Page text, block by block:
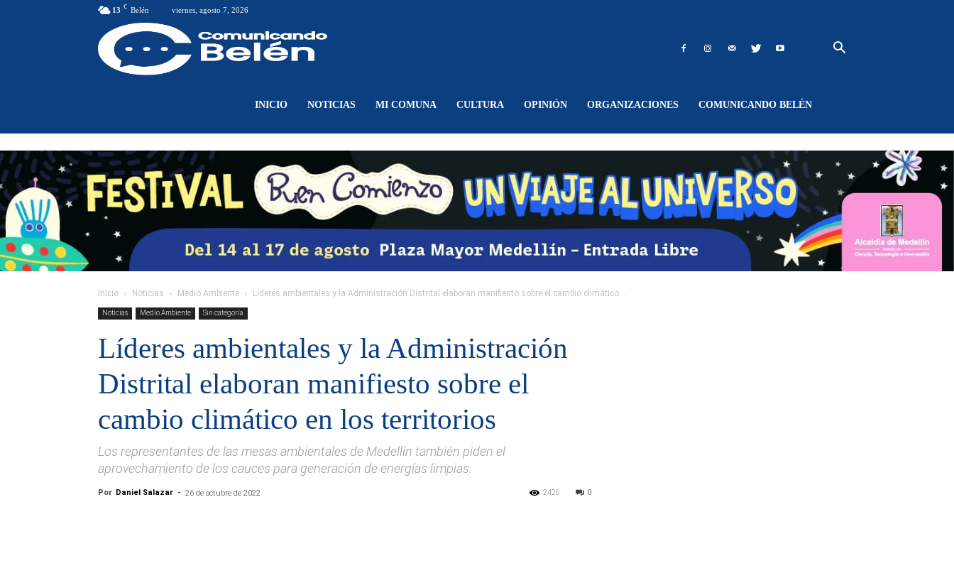
13 C Belén viernes, agosto 7, 2026
Belén
INICIO NOTICIAS MI COMUNA CULTURA OPINIÓN ORGANIZACIONES COMUNICANDO BELÉN
Inicio Noticias Medio Ambiente Líderes ambientales y la Administración Distrital elaboran manifiesto sobre el cambio climático...
Noticias Medio Ambiente Sin categoría
Líderes ambientales y la Administración
Distrital elaboran manifiesto sobre el
cambio climático en los territorios
Los representantes de las mesas ambientales de Medellín también piden el
aprovechamiento de los cauces para generación de energías limpias.
Por Daniel Salazar - 26 de octubre de 2022 0
2426